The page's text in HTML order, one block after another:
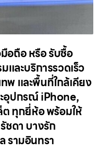
อถือ หรือ รับซื้อ
และบริการรวดเร็ว
พ และพื้นที่ใกล้เคียง
อุปกรณ์ iPhone,
ทุกยี่ห้อ พร้อมให้
ชดา บางรัก
รามอินทรา